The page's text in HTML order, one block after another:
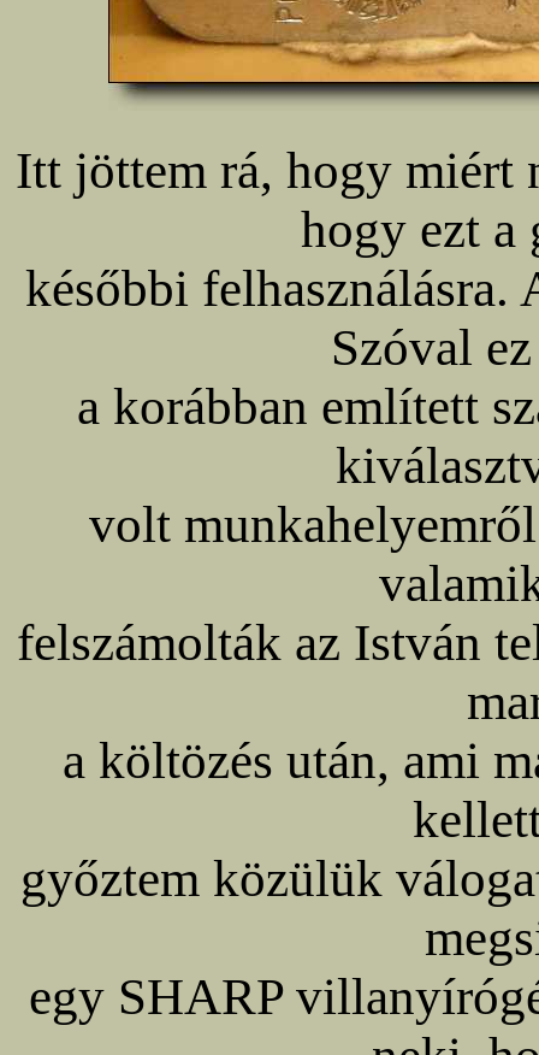
Itt jöttem rá, hogy miért
hogy ezt a
későbbi
Szóval
a korábban említett
volt
felszámolták az István
a költözés után, ami
győztem közülük
egy SHARP